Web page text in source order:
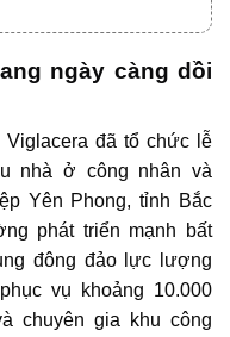
ngày càng dồi
Viglacera đã tổ chức lễ
nhà ở công nhân và
Yên Phong, tỉnh Bắc
phát triển mạnh bất
đông đảo lực lượng
vụ khoảng 10.000
chuyên gia khu công